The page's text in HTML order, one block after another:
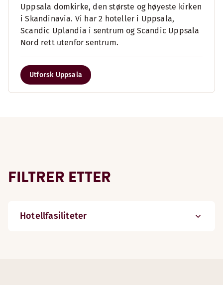
Uppsala domkirke, den største og høyeste kirken
i Skandinavia. Vi har 2 hoteller i Uppsala,
Scandic Uplandia i sentrum og Scandic Uppsala
Nord rett utenfor sentrum.
Utforsk Uppsala
FILTRER ETTER
Hotellfasiliteter